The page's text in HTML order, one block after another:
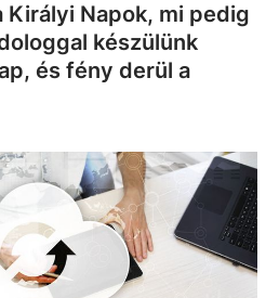
Királyi Napok, mi pedig
készülünk
és fény derül a